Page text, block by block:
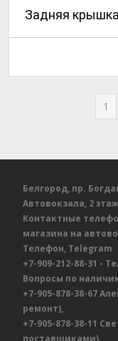
Задняя
1
Белгород, пр.
Автовокзала, 2
Контактные
магазина на
Телефон, Telegram
+7-909-212-88-31 -
Вопросы по
+7-905-878-38-67
ремонт),
+7-905-878-38-11
поставщиками).